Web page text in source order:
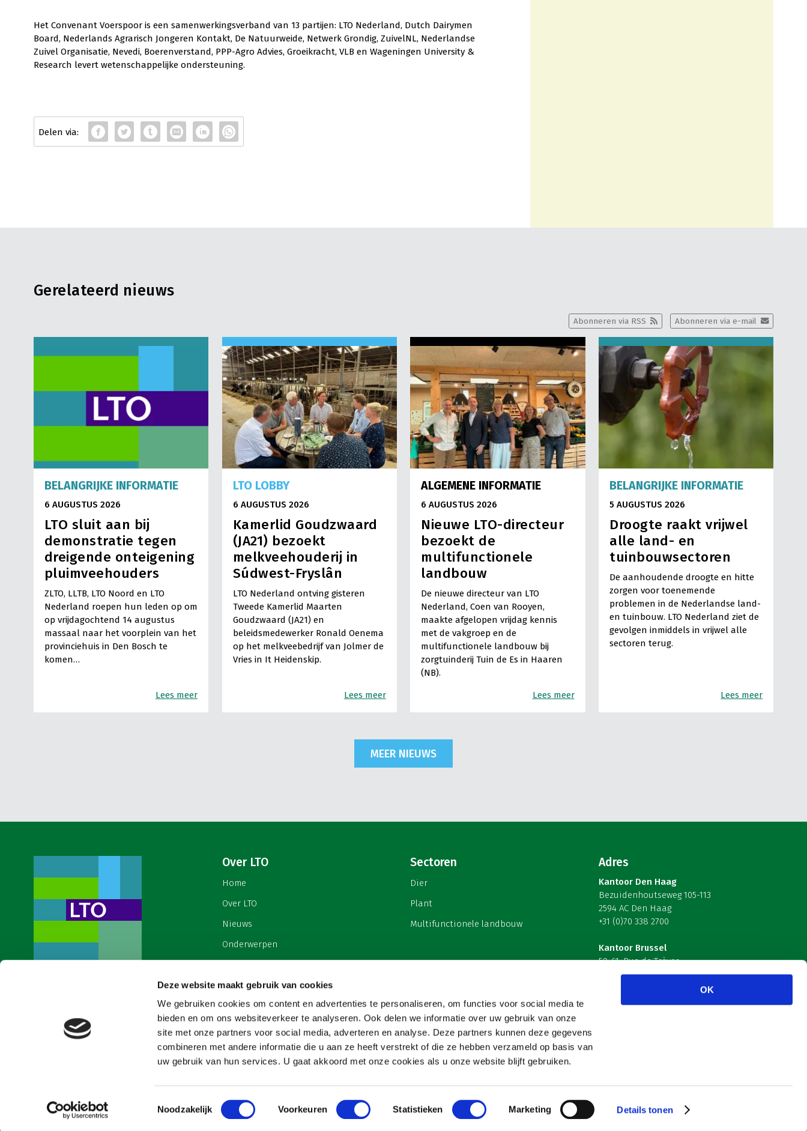
Deze website maakt gebruik van cookies
We gebruiken cookies om content en advertenties te personaliseren, om functies voor social media te
bieden en om ons websiteverkeer te analyseren. Ook delen we informatie over uw gebruik van onze
site met onze partners voor social media, adverteren en analyse. Deze partners kunnen deze gegevens
combineren met andere informatie die u aan ze heeft verstrekt of die ze hebben verzameld op basis van
uw gebruik van hun services. U gaat akkoord met onze cookies als u onze website blijft gebruiken.
Toestemmingsselectie
Noodzakelijk Voorkeuren Statistieken Marketing Details tonen
OK
Het Convenant Voerspoor is een samenwerkingsverband van 13 partijen: LTO Nederland, Dutch Dairymen
Board, Nederlands Agrarisch Jongeren Kontakt, De Natuurweide, Netwerk Grondig, ZuivelNL, Nederlandse
Zuivel Organisatie, Nevedi, Boerenverstand, PPP-Agro Advies, Groeikracht, VLB en Wageningen University &
Research levert wetenschappelijke ondersteuning.
Gerelateerd nieuws
Abonneren via e-mail
Abonneren via RSS
BELANGRIJKE INFORMATIE
6 AUGUSTUS 2026
LTO sluit aan bij
demonstratie tegen
dreigende onteigening
pluimveehouders
ZLTO, LLTB, LTO Noord en LTO
Nederland roepen hun leden op om
op vrijdagochtend 14 augustus
massaal naar het voorplein van het
provinciehuis in Den Bosch te
komen…
Lees meer
LTO LOBBY
6 AUGUSTUS 2026
Kamerlid Goudzwaard
(JA21) bezoekt
melkveehouderij in
Súdwest-Fryslân
LTO Nederland ontving gisteren
Tweede Kamerlid Maarten
Goudzwaard (JA21) en
beleidsmedewerker Ronald Oenema
op het melkveebedrijf van Jolmer de
Vries in It Heidenskip.
Lees meer
ALGEMENE INFORMATIE
6 AUGUSTUS 2026
Nieuwe LTO-directeur
bezoekt de
multifunctionele
landbouw
De nieuwe directeur van LTO
Nederland, Coen van Rooyen,
maakte afgelopen vrijdag kennis
met de vakgroep en de
multifunctionele landbouw bij
zorgtuinderij Tuin de Es in Haaren
(NB).
Lees meer
BELANGRIJKE INFORMATIE
5 AUGUSTUS 2026
Droogte raakt vrijwel
alle land- en
tuinbouwsectoren
De aanhoudende droogte en hitte
zorgen voor toenemende
problemen in de Nederlandse land-
en tuinbouw. LTO Nederland ziet de
gevolgen inmiddels in vrijwel alle
sectoren terug.
Lees meer
MEER NIEUWS
werkgeversorganisatie met meerwaarde,
voor een sector met meerwaarde. Dat is
Land- en Tuinbouw Organisatie
Nederland (LTO).
Over LTO
Home
Over LTO
Nieuws
Onderwerpen
Contact
Cookies & privacy
Sectoren
Dier
Plant
Multifunctionele landbouw
Adres
Kantoor Den Haag
Bezuidenhoutseweg 105-113
2594 AC Den Haag
+31 (0)70 338 2700
Kantoor Brussel
59-61, Rue de Trèves
B-1040 Brussel – België
Volg ons
Copyright 2026 Website & hosting door: Snowball